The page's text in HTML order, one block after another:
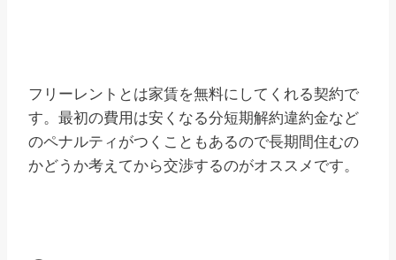
フリーレントとは家賃を無料にしてくれる契約で
す。最初の費用は安くなる分短期解約違約金など
のペナルティがつくこともあるので長期間住むの
かどうか考えてから交渉するのがオススメです。